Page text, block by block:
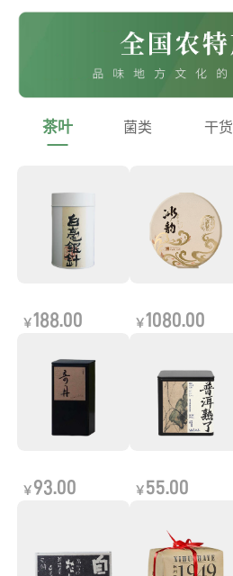
茶叶 菌类 干货
￥188.00 ￥1080.00
￥ 93.00 ￥ 55.00